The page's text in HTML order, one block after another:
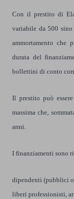
Con il prestito di
variabile da 500 sino
ammortamento che
durata del
bollettini di conto
Il prestito può
massima che,
anni.
I finanziamenti sono
dipendenti (pubblici
liberi professionisti,